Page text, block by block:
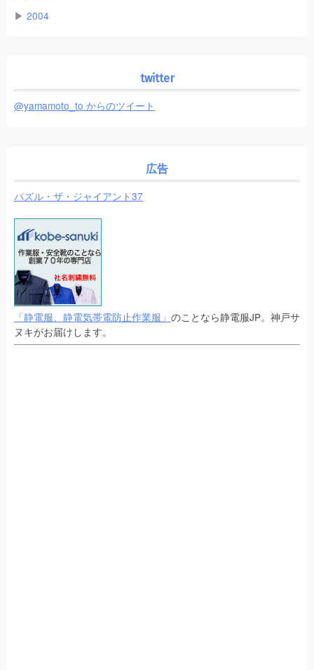
▶ 2004
twitter
@yamamoto_to からのツイート
広告
パズル・ザ・ジャイアント37
「静電服、静電気帯電防止作業服」 のことなら静電服JP。神戸サ
ヌキがお届けします。